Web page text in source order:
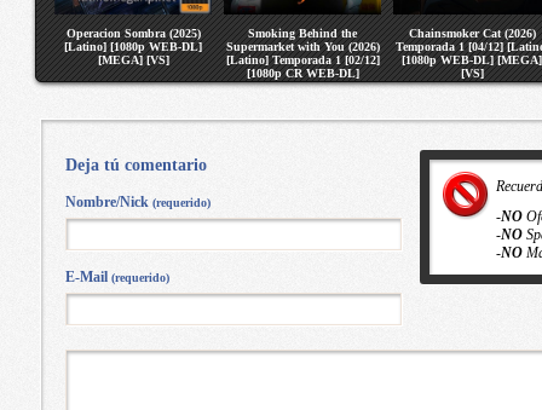
Operacion Sombra (2025)
[Latino] [1080p WEB-DL]
[MEGA] [VS]
Smoking Behind the
Supermarket with You (2026)
[Latino] Temporada 1 [02/12]
[1080p CR WEB-DL]
[MEGA] [VS]
Chainsmoker Cat (2026)
Temporada 1 [04/12]
[1080p WEB-DL] [MEGA]
[VS]
-NO
-NO
-NO
Deja tú comentario
Nombre/Nick (requerido)
E-Mail (requerido)